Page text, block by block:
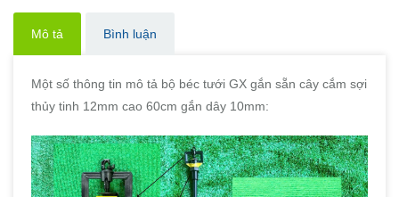
Mô tả Bình luận
Một số thông tin mô tả bộ béc tưới GX gắn sẵn cây cắm sợi
thủy tinh 12mm cao 60cm gắn dây 10mm: